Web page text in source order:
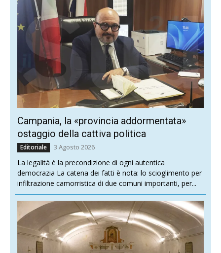
Campania, la «provincia addormentata»
ostaggio della cattiva politica
Editoriale 3 Agosto 2026
La legalità è la precondizione di ogni autentica
democrazia La catena dei fatti è nota: lo scioglimento per
infiltrazione camorristica di due comuni importanti, per...